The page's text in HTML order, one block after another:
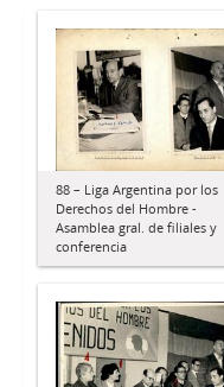
88 – Liga Argentina por los
Derechos del Hombre -
Asamblea gral. de filiales y
conferencia